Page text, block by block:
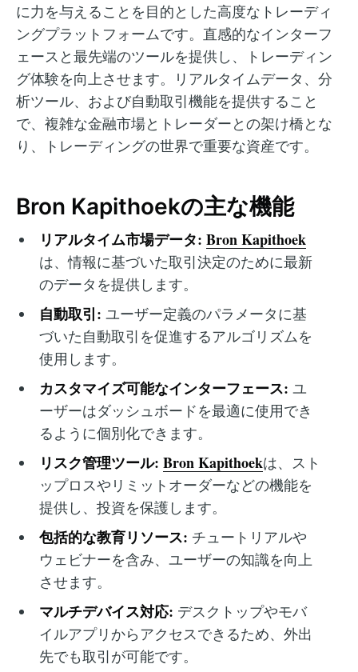
に力を与えることを目的とした高度なトレーディ
ングプラットフォームです。直感的なインターフ
ェースと最先端のツールを提供し、トレーディン
グ体験を向上させます。リアルタイムデータ、分
析ツール、および自動取引機能を提供すること
で、複雑な金融市場とトレーダーとの架け橋とな
り、トレーディングの世界で重要な資産です。
Bron Kapithoekの主な機能
リアルタイム市場データ: Bron Kapithoek
は、情報に基づいた取引決定のために最新
のデータを提供します。
自動取引: ユーザー定義のパラメータに基
づいた自動取引を促進するアルゴリズムを
使用します。
カスタマイズ可能なインターフェース: ユ
ーザーはダッシュボードを最適に使用でき
るように個別化できます。
リスク管理ツール: Bron Kapithoekは、スト
ップロスやリミットオーダーなどの機能を
提供し、投資を保護します。
包括的な教育リソース: チュートリアルや
ウェビナーを含み、ユーザーの知識を向上
させます。
マルチデバイス対応: デスクトップやモバ
イルアプリからアクセスできるため、外出
先でも取引が可能です。